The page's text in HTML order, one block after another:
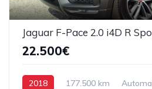
Jaguar F-Pace 2.0 i4D R
22.500€
2018 177.500 km